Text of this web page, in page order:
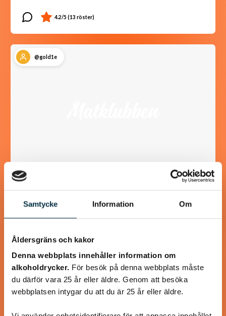
Samtycke Information Om
Åldersgräns och kakor
Denna webbplats innehåller information om
alkoholdrycker. För besök på denna webbplats måste
du därför vara 25 år eller äldre. Genom att besöka
webbplatsen intygar du att du är 25 år eller äldre.
@gold1e
Kebabkrydda
turkisk yoghurt, så blir rätten helt laktosfri.